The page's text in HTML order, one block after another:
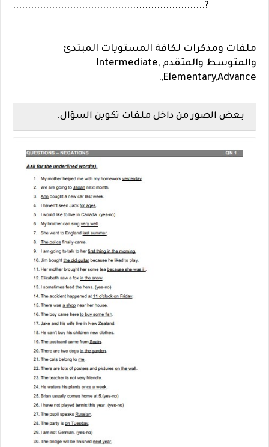
?................................................................
ملفات ومذكرات لكافة المستويات المبتدئ
والمتوسط والمتقدم ,Intermediate
,Elementary,Advance.
بعض الصور من داخل ملفات تكوين السؤال.